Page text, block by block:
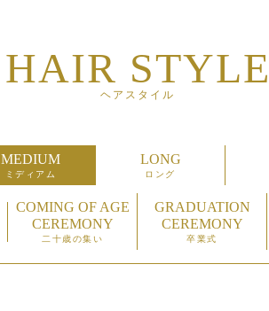
HAIR STYLE
ヘアスタイル
MEDIUM
ミディアム
LONG
ロング
COMING OF AGE
CEREMONY
二十歳の集い
GRADUATION
CEREMONY
卒業式